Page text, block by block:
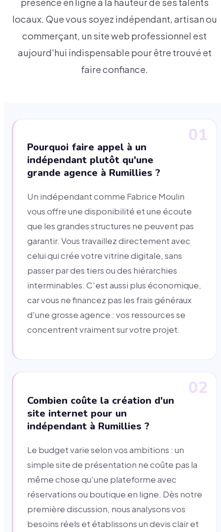
présence en ligne à la hauteur de ses talents
locaux. Que vous soyez indépendant, artisan ou
commerçant, un site web professionnel est
aujourd'hui indispensable pour être trouvé et
faire confiance.
01
Pourquoi faire appel à un
indépendant plutôt qu'une
grande agence à Rumillies ?
Un indépendant comme Fabrice Moulin
vous offre une disponibilité et une écoute
que les grandes structures ne peuvent pas
garantir. Vous travaillez directement avec
celui qui crée votre vitrine digitale, sans
passer par des tiers ou des hiérarchies
interminables. C'est aussi plus économique,
car vous ne financez pas les frais généraux
d'une grosse agence : vos ressources se
concentrent vraiment sur votre projet.
02
Combien coûte la création d'un
site internet pour un
indépendant à Rumillies ?
Le budget varie selon vos ambitions : un
simple site de présentation ne coûte pas la
même chose qu'une plateforme avec
réservations ou boutique en ligne. Dès notre
première discussion, nous analysons vos
besoins réels et établissons un devis clair et